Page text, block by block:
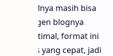
visualnya masih bisa
pengen blognya
lebih optimal, format ini
situs yang cepat, jadi